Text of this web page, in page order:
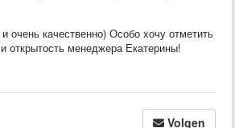
очень качественно) Особо хочу отметить
открытость менеджера Екатерины!
Volgen